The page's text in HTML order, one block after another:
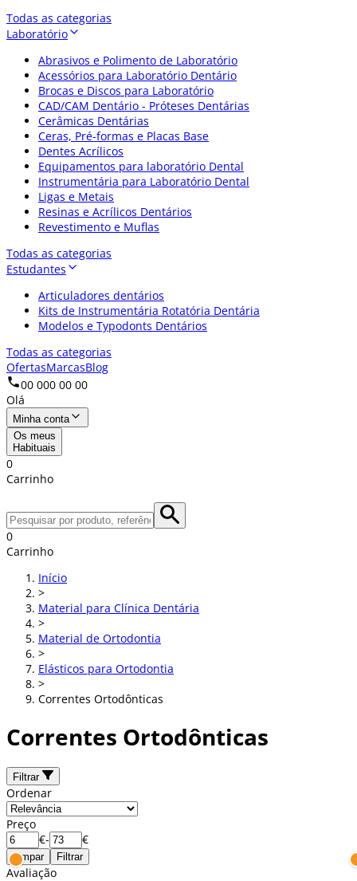
Todas as categorias
Laboratório
Abrasivos e Polimento de Laboratório
Acessórios para Laboratório Dentário
Brocas e Discos para Laboratório
CAD/CAM Dentário - Próteses Dentárias
Cerâmicas Dentárias
Ceras, Pré-formas e Placas Base
Dentes Acrílicos
Equipamentos para laboratório Dental
Instrumentária para Laboratório Dental
Ligas e Metais
Resinas e Acrílicos Dentários
Revestimento e Muflas
Todas as categorias
Estudantes
Articuladores dentários
Kits de Instrumentária Rotatória Dentária
Modelos e Typodonts Dentários
Todas as categorias
OfertasMarcasBlog
00 000 00 00
Olá
Minha conta
Os meus
Habituais
0
Carrinho
0
Carrinho
Início
>
Material para Clínica Dentária
>
Material de Ortodontia
>
Elásticos para Ortodontia
>
Correntes Ortodônticas
Correntes Ortodônticas
Filtrar
Ordenar
Preço
€- €
Limpar Filtrar
Avaliação